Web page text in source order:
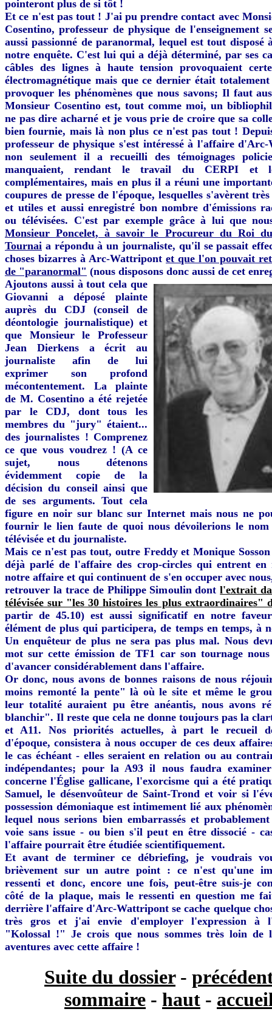
pointeront plus de si tôt !
Et ce n'est pas tout ! J'ai pu prendre contact avec
Cosentino, professeur de physique de l'enseignement
aussi passionné de paranormal, lequel est tout disposé
notre enquête. C'est lui qui a déjà déterminé, par ses
câbles des lignes à haute tension provoquaient
électromagnétique mais que ce dernier était
provoquer les phénomènes que nous savons; Il faut
Monsieur Cosentino est, tout comme moi, un
ne pas dire acharné et je vous prie de croire que sa
bien fournie, mais là non plus ce n'est pas tout !
professeur de physique s'est intéressé à l'affaire
non seulement il a recueilli des témoignages
manquaient, rendant le travail du CERPI et
complémentaires, mais en plus il a réuni une
coupures de presse de l'époque, lesquelles s'avèrent
et utiles et aussi enregistré bon nombre d'émissions
ou télévisées. C'est par exemple grâce à lui que
Monsieur Poncelet, à savoir le Procureur du Roi
Tournai a répondu à un journaliste, qu'il se passait
choses bizarres à Arc-Wattripont et que l'on pouvait
de "paranormal" (nous disposons donc aussi de cet
Ajoutons aussi à tout cela que
Giovanni a déposé plainte
auprès du CDJ (conseil de
déontologie journalistique) et
que Monsieur le Professeur
Jean Dierkens a écrit au
journaliste afin de lui
exprimer son profond
mécontentement. La plainte
de M. Cosentino a été rejetée
par le CDJ, dont tous les
membres du "jury" étaient...
des journalistes ! Comprenez
ce que vous voudrez ! (A ce
sujet, nous détenons
évidemment copie de la
décision du conseil ainsi que
de ses arguments. Tout cela
figure en noir sur blanc sur Internet mais nous ne
fournir le lien faute de quoi nous dévoilerions le
télévisée et du journaliste.
Mais ce n'est pas tout, outre Freddy et Monique
déjà parlé de l'affaire des crop-circles qui entrent en
notre affaire et qui continuent de s'en occuper avec
retrouver la trace de Philippe Simoulin dontl'extrait
télévisée sur "les 30 histoires les plus extraordinaires"
partir de 45.10) est aussi significatif en notre
élément de plus qui participera, de temps en temps, à
Un enquêteur de plus ne sera pas plus mal. Nous
mot sur cette émission de TF1 car son tournage
d'avancer considérablement dans l'affaire.
Or donc, nous avons de bonnes raisons de nous
moins remonté la pente" là où le site et même le
leur totalité auraient pu être anéantis, nous avons
blanchir". Il reste que cela ne donne toujours pas la
et A11. Nos priorités actuelles, à part le recueil
d'époque, consistera à nous occuper de ces deux
le cas échéant - elles seraient en relation ou au
indépendantes; pour la A93 il nous faudra
concerne l'Église gallicane, l'exorcisme qui a été
Samuel, le désenvoûteur de Saint-Trond et voir si
possession démoniaque est intimement lié aux
lequel nous serions bien embarrassés et
voie sans issue - ou bien s'il peut en être dissocié -
l'affaire pourrait être étudiée scientifiquement.
Et avant de terminer ce débriefing, je voudrais
brièvement sur un autre point : ce n'est qu'une
ressenti et donc, encore une fois, peut-être suis-je
côté de la plaque, mais le ressenti en question me
derrière l'affaire d'Arc-Wattripont se cache quelque
très gros et j'ai envie d'employer l'expression à
"Kolossal !" Je crois que nous sommes très loin de
aventures avec cette affaire !
Suite du dossier-
sommaire - haut -